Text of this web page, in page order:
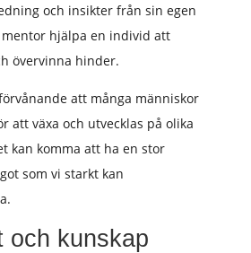
och insikter från sin egen
hjälpa en individ att
övervinna hinder.
att många människor
att växa och utvecklas på olika
kan komma att ha en stor
som vi starkt kan
och kunskap